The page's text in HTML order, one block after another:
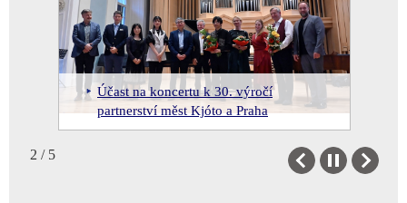
Návštěva starosty Macuie u
příležitosti 30. výročí partnerství měst
Kjóto a Praha
Účast na koncertu k 30. výročí
partnerství měst Kjóto a Praha
Setkání s ministryní financí Alenou
Schillerovou
Zdvořilostní návštěva u ministra
školství Roberta Plagy
Zdvořilostní návštěva u ministra
dopravy Ivana Bednárika
2 / 5 Previous Next